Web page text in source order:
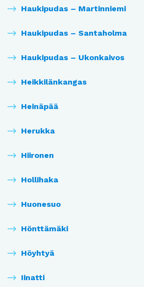
Haukipudas – Martinniemi
Haukipudas – Santaholma
Haukipudas – Ukonkaivos
Heikkilänkangas
Heinäpää
Herukka
Hiironen
Hollihaka
Huonesuo
Hönttämäki
Höyhtyä
Iinatti